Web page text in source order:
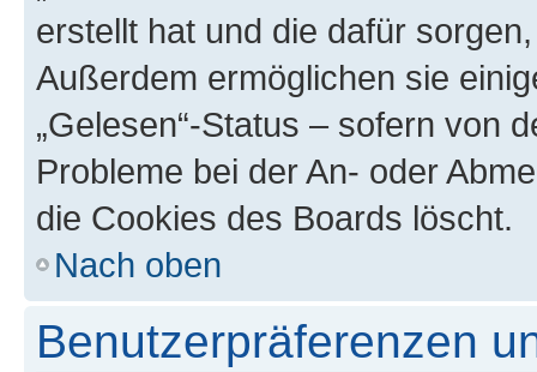
erstellt hat und die dafür
Außerdem ermöglichen sie
„Gelesen“-Status – sofern von
Probleme bei der An- oder
die Cookies des Boards löscht.
Nach oben
Benutzerpräferenzen